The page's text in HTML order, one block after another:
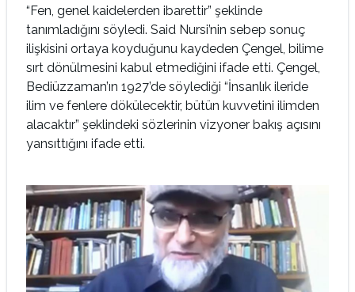
“Fen, genel kaidelerden ibarettir” şeklinde
tanımladığını söyledi. Said Nursi’nin sebep sonuç
ilişkisini ortaya koyduğunu kaydeden Çengel, bilime
sırt dönülmesini kabul etmediğini ifade etti. Çengel,
Bediüzzaman’ın 1927’de söylediği “İnsanlık ileride
ilim ve fenlere dökülecektir, bütün kuvvetini ilimden
alacaktır” şeklindeki sözlerinin vizyoner bakış açısını
yansıttığını ifade etti.